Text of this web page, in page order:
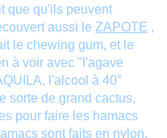
que qu'ils peuvent
aussi le ZAPOTE ,
le chewing gum, et le
à voir avec "l'agave
l'alcool à 40°
sorte de grand cactus,
pour faire les hamacs
sont faits en nylon.